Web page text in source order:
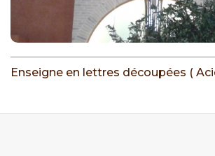
Enseigne en lettres découpées (